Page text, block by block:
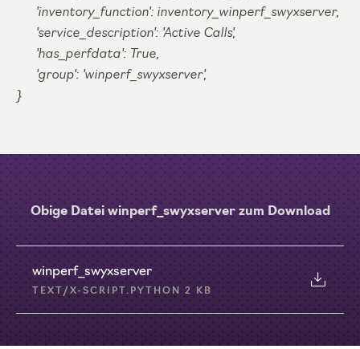
'inventory_function': inventory_winperf_swyxserver,
'service_description': 'Active Calls',
'has_perfdata': True,
'group': 'winperf_swyxserver',
}
Obige Datei winperf_swyxserver zum Download
winperf_swyxserver
TEXT/X-SCRIPT.PYTHON 2 KB